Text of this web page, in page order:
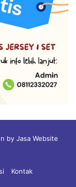
by Jasa Website
Kontak